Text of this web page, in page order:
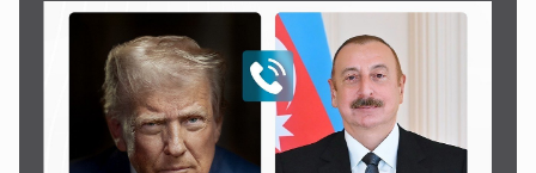
Pakistan prezidentindən Azərbaycanla bağlı açıqlama